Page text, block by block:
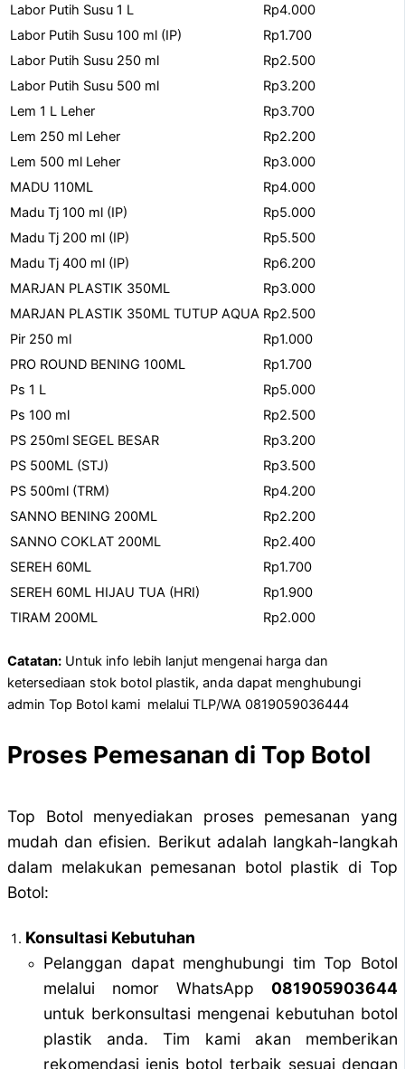
Labor Putih Susu 1 L
Rp4.000
Labor Putih Susu 100 ml (IP)
Rp1.700
Labor Putih Susu 250 ml
Rp2.500
Labor Putih Susu 500 ml
Rp3.200
Lem 1 L Leher
Rp3.700
Lem 250 ml Leher
Rp2.200
Lem 500 ml Leher
Rp3.000
MADU 110ML
Rp4.000
Madu Tj 100 ml (IP)
Rp5.000
Madu Tj 200 ml (IP)
Rp5.500
Madu Tj 400 ml (IP)
Rp6.200
MARJAN PLASTIK 350ML
Rp3.000
MARJAN PLASTIK 350ML TUTUP AQUA Rp2.500
Pir 250 ml
Rp1.000
PRO ROUND BENING 100ML
Rp1.700
Ps 1 L
Rp5.000
Ps 100 ml
Rp2.500
PS 250ml SEGEL BESAR
Rp3.200
PS 500ML (STJ)
Rp3.500
PS 500ml (TRM)
Rp4.200
SANNO BENING 200ML
Rp2.200
SANNO COKLAT 200ML
Rp2.400
SEREH 60ML
Rp1.700
SEREH 60ML HIJAU TUA (HRI)
Rp1.900
TIRAM 200ML
Rp2.000
Catatan: Untuk info lebih lanjut mengenai harga dan
ketersediaan stok botol plastik, anda dapat menghubungi
admin Top Botol kami melalui TLP/WA 0819059036444
Proses Pemesanan di Top Botol
Top Botol menyediakan proses pemesanan yang
mudah dan efisien. Berikut adalah langkah-langkah
dalam melakukan pemesanan botol plastik di Top
Botol:
Konsultasi Kebutuhan
Pelanggan dapat menghubungi tim Top Botol
melalui nomor WhatsApp 081905903644
untuk berkonsultasi mengenai kebutuhan botol
plastik anda. Tim kami akan memberikan
rekomendasi jenis botol terbaik sesuai dengan